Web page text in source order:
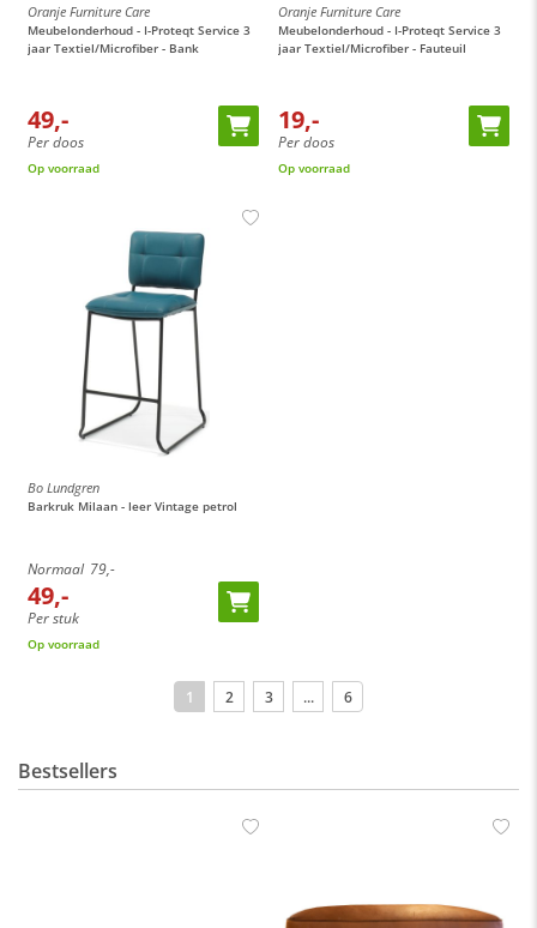
Oranje Furniture Care
Meubelonderhoud - I-Proteqt Service 3
jaar Textiel/Microfiber - Bank
49,-
Per doos
Op voorraad
Oranje Furniture Care
Meubelonderhoud - I-Proteqt Service 3
jaar Textiel/Microfiber - Fauteuil
19,-
Per doos
Op voorraad
Bo Lundgren
Barkruk Milaan - leer Vintage petrol
Normaal 79,-
49,-
Per stuk
Op voorraad
1 2 3 ... 6
Bestsellers